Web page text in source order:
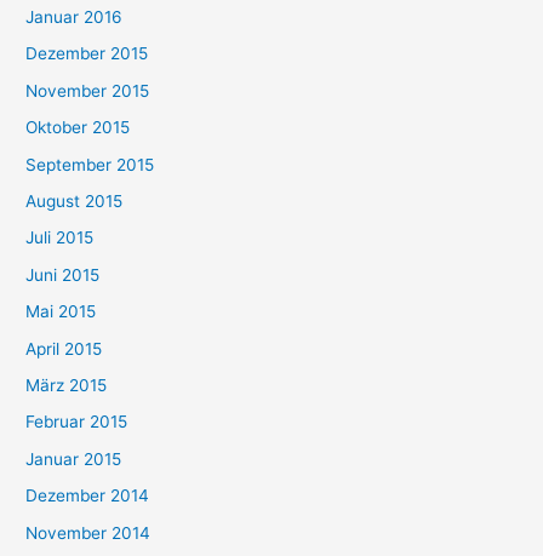
Januar 2016
Dezember 2015
November 2015
Oktober 2015
September 2015
August 2015
Juli 2015
Juni 2015
Mai 2015
April 2015
März 2015
Februar 2015
Januar 2015
Dezember 2014
November 2014